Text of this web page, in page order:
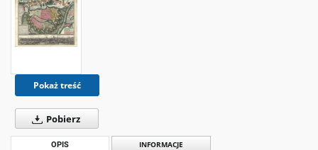
Pokaż treść
Pobierz
OPIS INFORMACJE